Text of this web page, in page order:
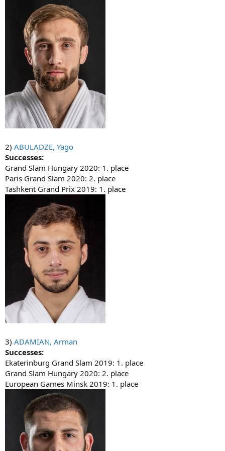
2) ABULADZE, Yago
Successes:
Grand Slam Hungary 2020: 1. place
Paris Grand Slam 2020: 2. place
Tashkent Grand Prix 2019: 1. place
3) ADAMIAN, Arman
Successes:
Ekaterinburg Grand Slam 2019: 1. place
Grand Slam Hungary 2020: 2. place
European Games Minsk 2019: 1. place